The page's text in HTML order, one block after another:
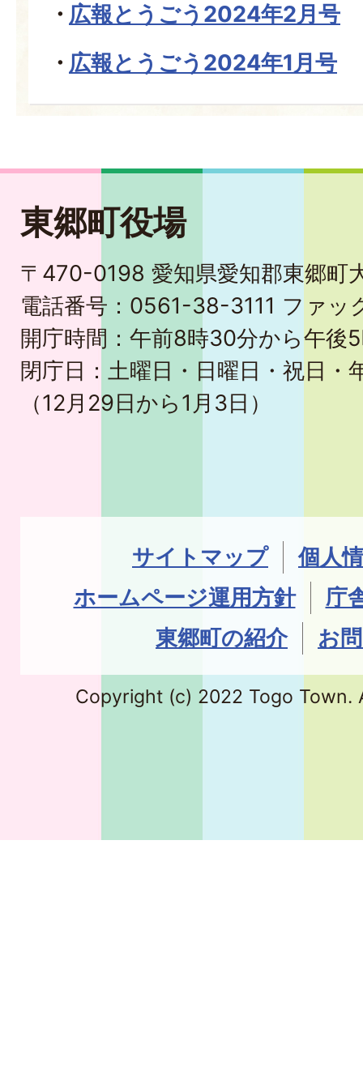
広報とうごう2024年2月号
広報とうごう2024年1月号
東郷町役場
〒470-0198 愛知県愛知郡東郷町
電話番号：0561-38-3111 ファ
開庁時間：午前8時30分から午後
閉庁日：土曜日・日曜日・祝日・
（12月29日から1月3日）
サイトマップ
個人
ホームページ運用方針
庁
東郷町の紹介
お
Copyright (c) 2022 Togo Town.